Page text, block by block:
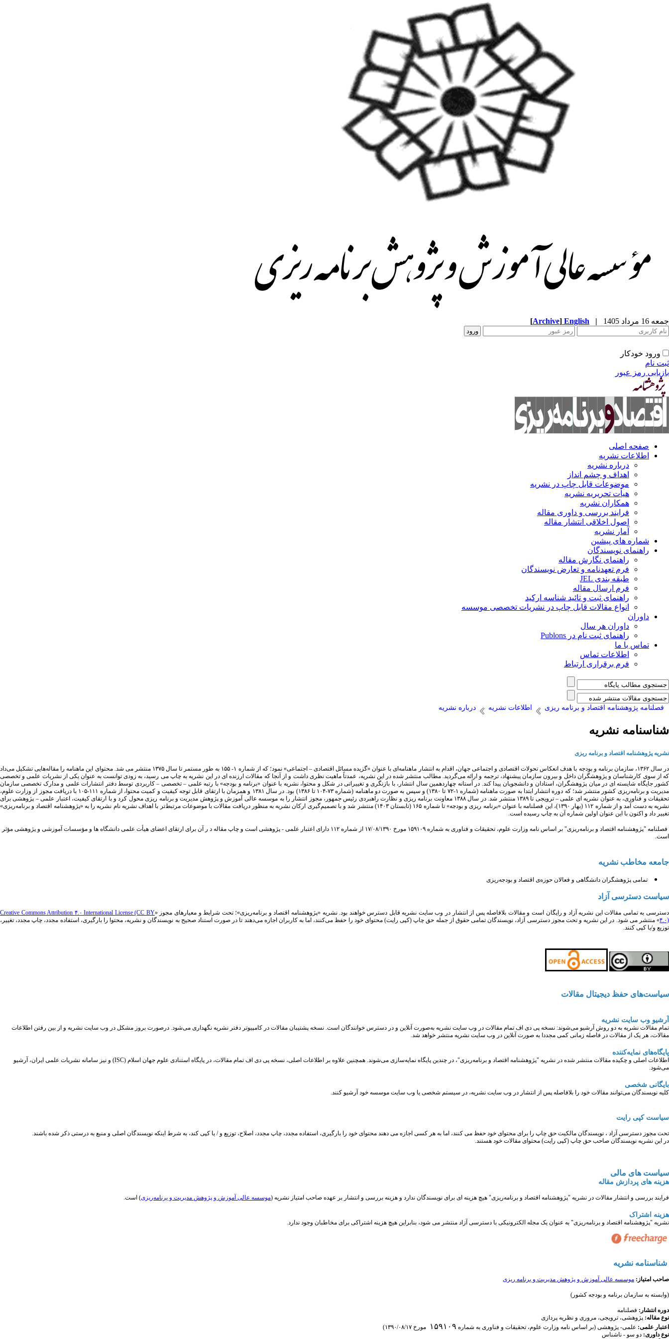
جمعه 16 مرداد 1405 |
English
[Archive]
ورود خودکار
ثبت نام
بازیابی رمز عبور
صفحه اصلی
اطلاعات نشریه
درباره نشریه
اهداف و چشم انداز
موضوعات قابل چاپ در نشریه
هیأت تحریریه نشریه
همکاران نشریه
فرایند بررسی و داوری مقاله
اصول اخلاقی انتشار مقاله
آمار نشریه
شماره های پیشین
راهنمای نویسندگان
راهنمای نگارش مقاله
فرم تعهدنامه و تعارض نویسندگان
طبقه بندی JEL
فرم ارسال مقاله
راهنمای ثبت و تائید شناسه ارکید
انواع مقالات قابل چاپ در نشریات تخصصی موسسه
داوران
داوران هر سال
راهنمای ثبت نام در Publons
تماس با ما
اطلاعات تماس
فرم برقراری ارتباط
فصلنامه پژوهشنامه اقتصاد و برنامه ریزی اطلاعات نشریه درباره نشریه
شناسنامه نشریه
نشریه پژوهشنامه اقتصاد و برنامه­ ریزی
در سال ۱۳۶۲، سازمان برنامه و بودجه با هدف انعکاس تحولات اقتصادی و اجتماعی جهان، اقدام به انتشار ماهنامه‌ای با عنوان «گزیده مسائل اقتصادی – اجتماعی» نمود؛ که از شماره ۱- ۱۵۵ به طور مستمر تا سال ۱۳۷۵ منتشر می شد. محتوای این ماهنامه را مقاله‌هایی تشکیل می‌داد
که از سوی کارشناسان و پژوهشگران داخل و بیرون سازمان پیشنهاد، ترجمه و ارائه می‌گردید. مطالب منتشر شده در این نشریه، عمدتاً ماهیت نظری داشت و از آنجا که مقالات ارزنده ای در این نشریه به چاپ می رسید، به زودی توانست به عنوان یکی از نشریات علمی و تخصصی
کشور جایگاه شایسته ای در میان پژوهشگران، استادان و دانشجویان پیدا کند. در آستانه چهاردهمین سال انتشار، با بازنگری و تغییراتی در شکل و محتوا، نشریه با عنوان «برنامه و بودجه» با رتبه علمی – تخصصی – کاربردی توسط دفتر انتشارات علمی و مدارک تخصصی سازمان
مدیریت و برنامه‌ریزی کشور منتشر شد؛ که دوره انتشار ابتدا به صورت ماهنامه (شماره ۱-۷۲ تا ۱۳۸۰) و سپس به صورت دو ماهنامه (شماره ۷۳-۱۰۴ تا ۱۳۸۶) بود. در سال ۱۳۸۱ و همزمان با ارتقای قابل توجه کیفیت و کمیت محتوا، از شماره ۱۱۱-۱۰۵ با دریافت مجوز از وزارت علوم،
تحقیقات و فناوری، به عنوان نشریه ای علمی – ترویجی تا ۱۳۸۹ منتشر شد. در سال ۱۳۸۸ معاونت برنامه ریزی و نظارت راهبردی رئیس جمهور، مجوز انتشار را به موسسه عالی آموزش و پژوهش مدیریت و برنامه ریزی محول کرد و با ارتقای کیفیت، اعتبار علمی – پژوهشی برای
نشریه به دست آمد و از شماره ۱۱۲ (بهار ۱۳۹۰)، این فصلنامه با عنوان «برنامه ریزی و بودجه» تا شماره ۱۶۵ (تابستان ۱۴۰۳) منتشر شد و با تصمیم‌گیری ارکان نشریه به منظور دریافت مقالات با موضوعات مرتبط‌تر با اهداف نشریه نام نشریه را به «پژوهشنامه اقتصاد و برنامه‌ریزی»
تغییر داد و اکنون با این عنوان اولین شماره آن به چاپ رسیده است.
فصلنامه "پژوهشنامه اقتصاد و برنامه‌ریزی" بر اساس نامه وزارت علوم، تحقیقات و فناوری به شماره ۱۵۹۱۰۹ مورخ ۱۷/۰۸/۱۳۹۰ از شماره ۱۱۲ دارای اعتبار علمی - پژوهشی است و چاپ مقاله د ر آن برای ارتقای اعضای هیأت علمی دانشگاه ها و مؤسسات آموزشی و پژوهشی مؤثر
است.
جامعه مخاطب نشریه
تمامی پژوهشگران دانشگاهی و فعالان حوزه‌ی اقتصاد و بودجه‌ریزی
سیاست دسترسی آزاد
دسترسی به تمامی مقالات این نشریه آزاد و رایگان است و مقالات بلافاصله پس از انتشار در وب سایت نشریه قابل دسترس خواهند بود. نشریه «پژوهشنامه اقتصاد و برنامه‌ریزی»؛ تحت شرایط و معیارهای مجوز «Creative Commons Attribution ۴.۰ International License (CC BY
۴.۰)»منتشر می شود. در این نشریه و تحت مجوز دسترسی آزاد، نویسندگان تمامی حقوق از جمله حق چاپ (کپی رایت) محتوای خود را حفظ می‌کنند، اما به کاربران اجازه می‌دهند تا در صورت استناد صحیح به نویسندگان و نشریه، محتوا را بارگیری، استفاده مجدد، چاپ مجدد، تغییر،
توزیع و/یا کپی کنند.
سیاست‌های حفظ دیجیتال مقالات
آرشیو وب سایت نشریه
تمام مقالات نشریه به دو روش آرشیو می‌شوند: نسخه پی دی اف تمام مقالات در وب سایت نشریه به‌صورت آنلاین و در دسترس خوانندگان است. نسخه پشتیبان مقالات در کامپیوتر دفتر نشریه نگهداری می‌شود. درصورت بروز مشکل در وب سایت نشریه و از بین رفتن اطلاعات
مقالات، هر یک از مقالات در فاصله زمانی کمی مجددا به صورت آنلاین در وب سایت نشریه منتشر خواهد شد.
پایگاه‌های نمایه‌کننده
اطلاعات اصلی و چکیده مقالات منتشر شده در نشریه "پژوهشنامه اقتصاد و برنامه‌ریزی"، در چندین پایگاه نمایه‌سازی می‌شوند. همچنین علاوه بر اطلاعات اصلی، نسخه پی دی اف تمام مقالات، در پایگاه استنادی علوم جهان اسلام (ISC) و نیز سامانه نشریات علمی ایران، آرشیو
می‌شود.
بایگانی شخصی
کلیه نویسندگان می‌توانند مقالات خود را بلافاصله پس از انتشار در وب سایت نشریه، در سیستم شخصی یا وب سایت موسسه خود آرشیو کنند.
سیاست کپی رایت
تحت مجوز دسترسی آزاد ، نویسندگان مالکیت حق چاپ را برای محتوای خود حفظ می کنند، اما به هر کسی اجازه می دهند محتوای خود را بارگیری، استفاده مجدد، چاپ مجدد، اصلاح، توزیع و / یا کپی کند، به شرط اینکه نویسندگان اصلی و منبع به درستی ذکر شده باشند.
در این نشریه نویسندگان صاحب حق چاپ (کپی رایت) محتوای مقالات خود هستند.
سیاست های مالی
هزینه های پردازش مقاله
فرایند بررسی و انتشار مقالات در نشریه "پژوهشنامه اقتصاد و برنامه‌ریزی" هیچ هزینه ای برای نویسندگان ندارد و هزینه بررسی و انتشار بر عهده صاحب امتیاز نشریه (موسسه عالی آموزش و پژوهش مدیریت و برنامه‌ریزی) است.
هزینه اشتراک
نشریه "پژوهشنامه اقتصاد و برنامه‌ریزی" به عنوان یک مجله الکترونیکی با دسترسی آزاد منتشر می شود، بنابراین هیچ هزینه اشتراکی برای مخاطبان وجود ندارد.
شناسنامه نشریه
صاحب امتیاز: موسسه عالی آموزش و پژوهش مدیریت و برنامه­ ریزی
(وابسته به سازمان برنامه و بودجه کشور)
دوره انتشار: فصلنامه
نوع مقاله: پژوهشی، ترویجی، مروری و نظریه پردازی
اعتبار علمی: علمی- پژوهشی (بر اساس نامه وزارت علوم، تحقیقات و فناوری به شماره ۱۵۹۱۰۹
مورخ ۱۳۹۰/۰۸/۱۷)
نوع داوری: دو سو - ناشناس